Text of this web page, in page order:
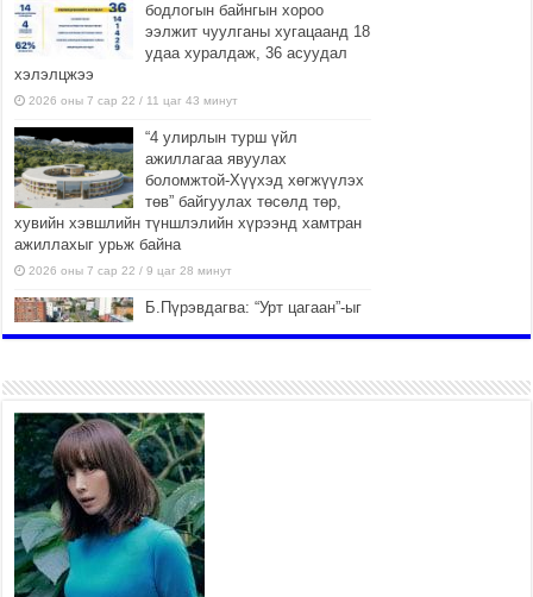
бодлогын байнгын хороо
ээлжит чуулганы хугацаанд 18
удаа хуралдаж, 36 асуудал
хэлэлцжээ
2026 оны 7 сар 22 / 11 цаг 43 минут
“4 улирлын турш үйл
ажиллагаа явуулах
боломжтой-Хүүхэд хөгжүүлэх
төв” байгуулах төсөлд төр,
хувийн хэвшлийн түншлэлийн хүрээнд хамтран
ажиллахыг урьж байна
2026 оны 7 сар 22 / 9 цаг 28 минут
Б.Пүрэвдагва: “Урт цагаан”-ыг
2026 оны 7 сар 21 / 16 цаг 47 минут
Тусгай замын автобус /BRT/
төслийн удирдах хорооны
ээлжит хуралдаан боллоо
2026 оны 7 сар 21 / 16 цаг 43 минут
Ерөнхий сайд Н.Учрал БНХАУ-
аас Монгол Улсад суугаа
Элчин сайд Шэнь